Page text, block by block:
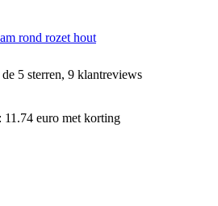
rond rozet hout
5 sterren, 9 klantreviews
euro met korting